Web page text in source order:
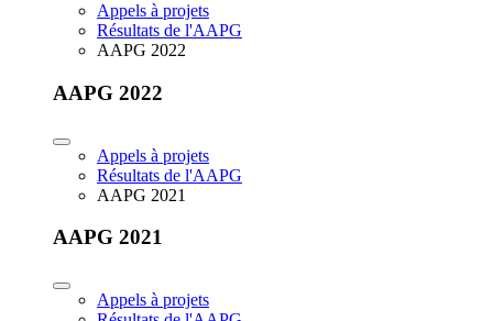
Appels à projets
Résultats de l'AAPG
AAPG 2022
AAPG 2022
Appels à projets
Résultats de l'AAPG
AAPG 2021
AAPG 2021
Appels à projets